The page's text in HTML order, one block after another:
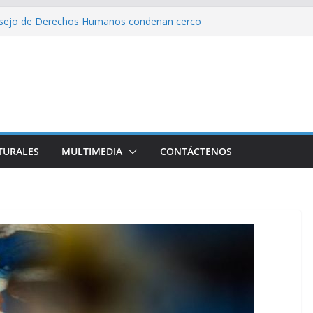
y el legado editorial cubano
militar con Rusia y China
Cuba un nuevo cargamento de ayuda
MULTIMEDIA CONTÁCTENOS